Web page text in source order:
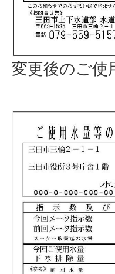
変更後のご使